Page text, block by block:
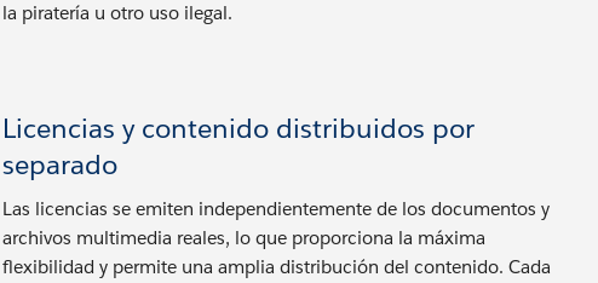
la piratería u otro uso ilegal.
Licencias y contenido distribuidos por
separado
Las licencias se emiten independientemente de los documentos y
archivos multimedia reales, lo que proporciona la máxima
flexibilidad y permite una amplia distribución del contenido. Cada